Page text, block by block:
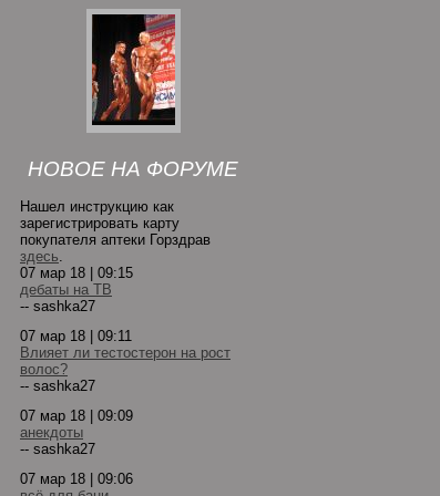
НОВОЕ НА ФОРУМЕ
Нашел инструкцию как
зарегистрировать карту
покупателя аптеки Горздрав
здесь.
07 мар 18 | 09:15
дебаты на ТВ
-- sashka27
07 мар 18 | 09:11
Влияет ли тестостерон на рост
волос?
-- sashka27
07 мар 18 | 09:09
анекдоты
-- sashka27
07 мар 18 | 09:06